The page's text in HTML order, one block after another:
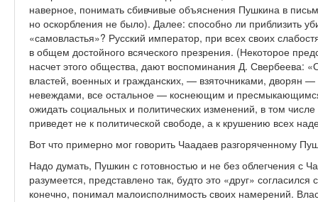
наверное, понимать сбивчивые объяснения Пушкина в
но оскорбления не было). Далее: способно ли приблизить
«самовластья»? Русский император, при всех своих
в общем достойного всяческого презрения. (Некоторое
насчет этого общества, дают воспоминания Д. Свербеева:
властей, военных и гражданских, — взяточниками,
невеждами, все остальное — коснеющим и
ожидать социальных и политических изменений, в том
приведет не к политической свободе, а к крушению всех
Вот что примерно мог говорить Чаадаев разгоряченному
Надо думать, Пушкин с готовностью и не без облегчения с
разумеется, представлено так, будто это «друг»
конечно, понимал малоисполнимость своих намерений.